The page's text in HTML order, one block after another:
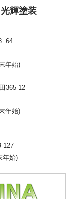
輝塗装
年始)
365-12
年始)
127
年始)